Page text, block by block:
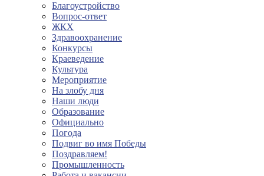
Благоустройство
Вопрос-ответ
ЖКХ
Здравоохранение
Конкурсы
Краеведение
Культура
Мероприятие
На злобу дня
Наши люди
Образование
Официально
Погода
Подвиг во имя Победы
Поздравляем!
Промышленность